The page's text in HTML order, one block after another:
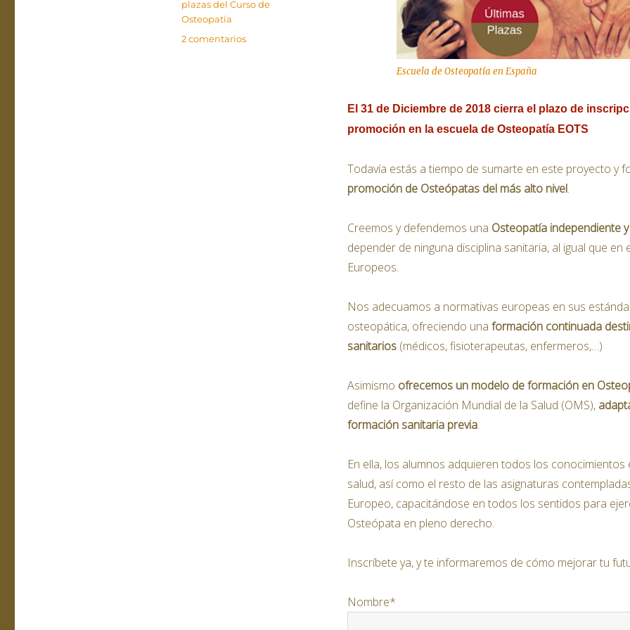
Escuela de Osteopatía en España
El 31 de Diciembre de 2018 cierra el plazo de
promoción en la escuela de Osteopatía EOTS
Todavía estás a tiempo de sumarte en este proyecto y
promoción de Osteópatas del más alto nivel.
Creemos y defendemos una Osteopatía independiente
depender de ninguna disciplina sanitaria, al igual que en
Europeos.
Nos adecuamos a normativas europeas en sus
osteopática, ofreciendo unaformación continuada
sanitarios (médicos, fisioterapeutas, enfermeros,…)
Asimismo ofrecemos un modelo de formación en
define la Organización Mundial de la Salud (OMS),
formación sanitaria previa.
En ella, los alumnos adquieren todos los conocimientos
salud, así como el resto de las asignaturas
Europeo, capacitándose en todos los sentidos para
Osteópata en pleno derecho.
Inscríbete ya, y te informaremos de cómo mejorar tu
Nombre*
plazas del Curso de
Osteopatía
2 comentariosen